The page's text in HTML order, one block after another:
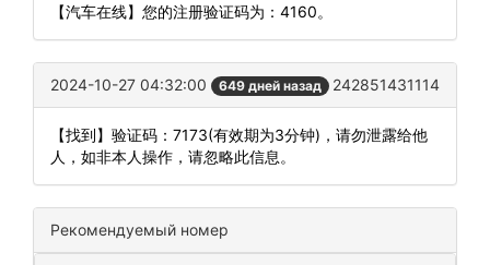
【汽车在线】您的注册验证码为：4160。
2024-10-27 04:32:00 649 дней назад 242851431114
【找到】验证码：7173(有效期为3分钟)，请勿泄露给他
人，如非本人操作，请忽略此信息。
Рекомендуемый номер